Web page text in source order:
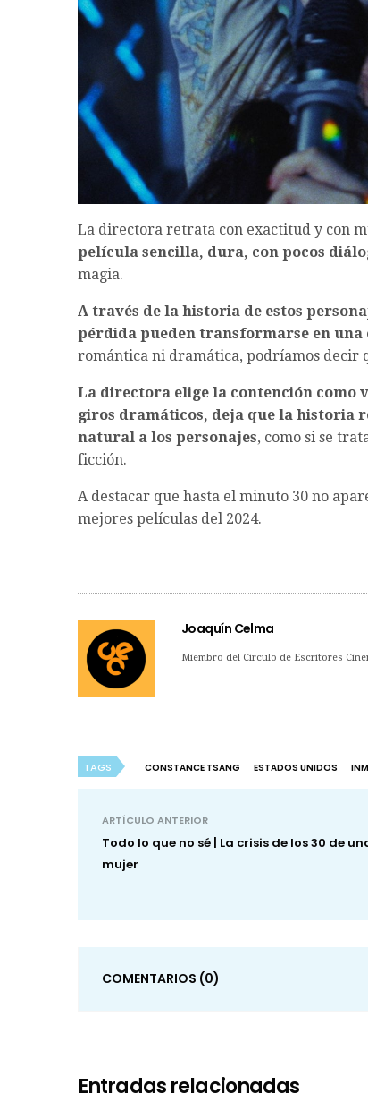
La directora retrata con exactitud y con
película sencilla, dura, con pocos
magia.
A través de la historia de estos
pérdida pueden transformarse en
romántica ni dramática, podríamos decir
La directora elige la contención
giros dramáticos, deja que la historia
natural a los personajes, como si se
ficción.
A destacar que hasta el minuto 30 no
mejores películas del 2024.
Joaquín Celma
Miembro del Círculo de Escritores
TAGS CONSTANCE TSANG ESTADOS UNIDOS
ARTÍCULO ANTERIOR
Todo lo que no sé | La crisis de los 30 de
mujer
COMENTARIOS (0)
Entradas relacionadas